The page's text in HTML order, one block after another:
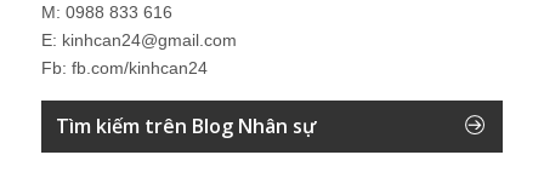
M: 0988 833 616
E: kinhcan24@gmail.com
Fb: fb.com/kinhcan24
Tìm kiếm trên Blog Nhân sự